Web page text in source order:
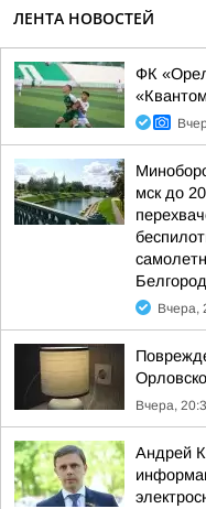
ЛЕНТА НОВОСТЕЙ
ФК
мск до
Вчера,
Вчера,
Андрей